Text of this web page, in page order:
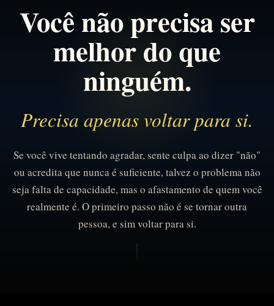
Você não precisa ser
melhor do que
ninguém.
Precisa apenas voltar para si.
Se você vive tentando agradar, sente culpa ao dizer "não"
ou acredita que nunca é suficiente, talvez o problema não
seja falta de capacidade, mas o afastamento de quem você
realmente é. O primeiro passo não é se tornar outra
pessoa, e sim voltar para si.